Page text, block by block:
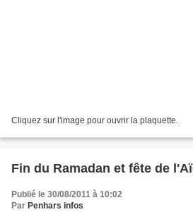
Cliquez sur l'image pour ouvrir la plaquette.
Fin du Ramadan et fête de
Publié le 30/08/2011 à 10:02
Par Penhars infos